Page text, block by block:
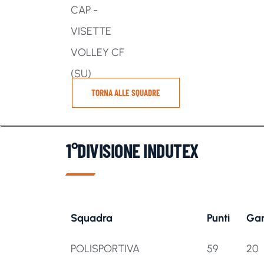
CAP -
VISETTE
VOLLEY CF
(SU)
TORNA ALLE SQUADRE
1°DIVISIONE INDUTEX
Squadra Punti
Squadra
Punti
POLISPORTIVA
59 20